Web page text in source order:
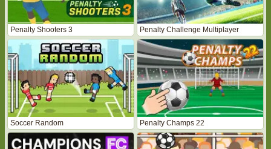
Penalty Shooters 3 Penalty Challenge Multiplayer
Soccer Random Penalty Champs 22